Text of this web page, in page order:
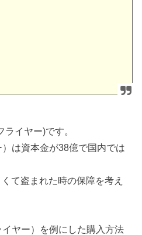
イヤー)です。
は資本金が38億で国内では
て盗まれた時の保障を考え
ヤー）を例にした購入方法